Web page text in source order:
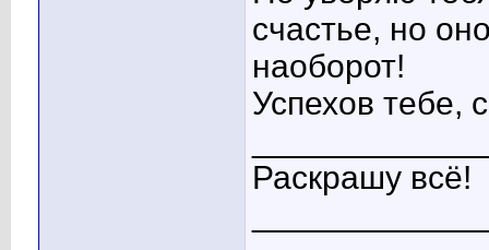
счастье, но
наоборот!
Успехов тебе,
Раскрашу всё!